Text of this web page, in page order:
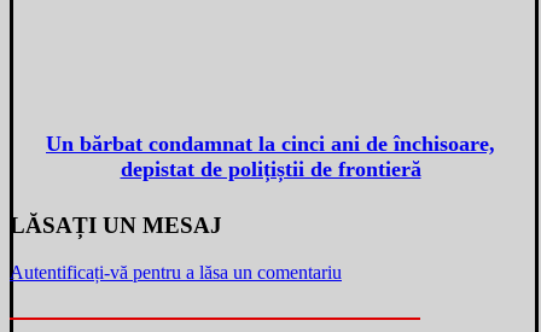
Un bărbat condamnat la cinci ani de închisoare,
depistat de polițiștii de frontieră
LĂSAȚI UN MESAJ
Autentificați-vă pentru a lăsa un comentariu